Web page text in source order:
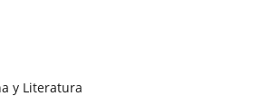
y Literatura